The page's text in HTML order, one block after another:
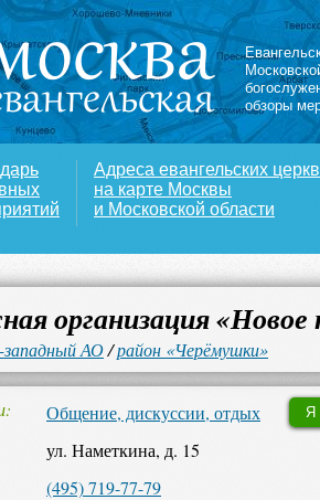
обзоры
Адреса евангельских
на карте Москвы
и Московской области
организация «Новое
АО/район «Черёмушки»
Я
Общение, дискуссии, отдых
ул. Наметкина, д. 15
(495) 719-77-79